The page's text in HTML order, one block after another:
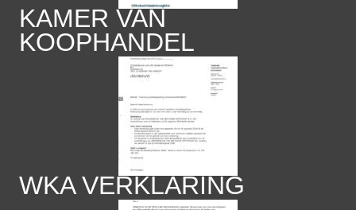
KAMER VAN
KOOPHANDEL
WKA VERKLARING